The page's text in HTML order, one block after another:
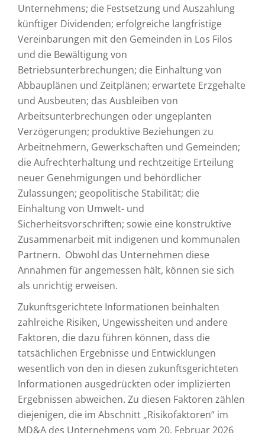
Unternehmens; die Festsetzung und Auszahlung
künftiger Dividenden; erfolgreiche langfristige
Vereinbarungen mit den Gemeinden in Los Filos
und die Bewältigung von
Betriebsunterbrechungen; die Einhaltung von
Abbauplänen und Zeitplänen; erwartete Erzgehalte
und Ausbeuten; das Ausbleiben von
Arbeitsunterbrechungen oder ungeplanten
Verzögerungen; produktive Beziehungen zu
Arbeitnehmern, Gewerkschaften und Gemeinden;
die Aufrechterhaltung und rechtzeitige Erteilung
neuer Genehmigungen und behördlicher
Zulassungen; geopolitische Stabilität; die
Einhaltung von Umwelt- und
Sicherheitsvorschriften; sowie eine konstruktive
Zusammenarbeit mit indigenen und kommunalen
Partnern. Obwohl das Unternehmen diese
Annahmen für angemessen hält, können sie sich
als unrichtig erweisen.
Zukunftsgerichtete Informationen beinhalten
zahlreiche Risiken, Ungewissheiten und andere
Faktoren, die dazu führen können, dass die
tatsächlichen Ergebnisse und Entwicklungen
wesentlich von den in diesen zukunftsgerichteten
Informationen ausgedrückten oder implizierten
Ergebnissen abweichen. Zu diesen Faktoren zählen
diejenigen, die im Abschnitt „Risikofaktoren“ im
MD&A des Unternehmens vom 20. Februar 2026